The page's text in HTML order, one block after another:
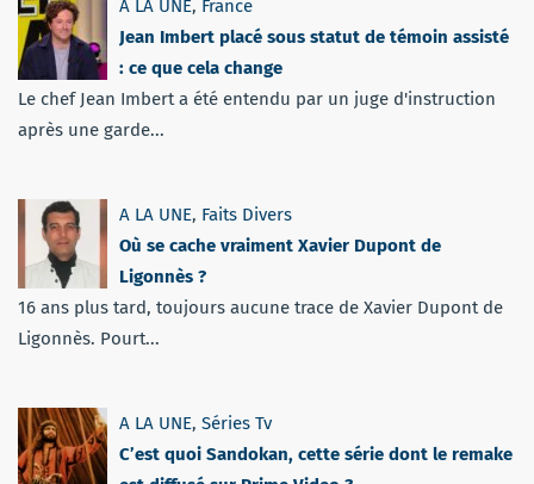
A LA UNE, France
Jean Imbert placé sous statut de témoin assisté
: ce que cela change
Le chef Jean Imbert a été entendu par un juge d'instruction
après une garde...
A LA UNE, Faits Divers
Où se cache vraiment Xavier Dupont de
Ligonnès ?
16 ans plus tard, toujours aucune trace de Xavier Dupont de
Ligonnès. Pourt...
A LA UNE, Séries Tv
C’est quoi Sandokan, cette série dont le remake